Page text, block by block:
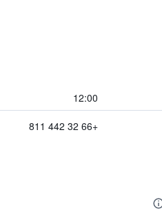
12:00
+66 32 442 811